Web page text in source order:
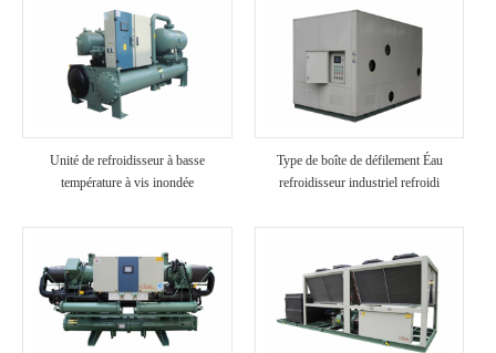
Unité de refroidisseur à basse
température à vis inondée
Type de boîte de défilement Éau
refroidisseur industriel refroidi